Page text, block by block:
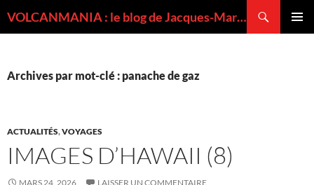
VOLCANMANIA : le blog de Jacques-Marie BARDINTZEFF, volcanologue
Archives par mot-clé : panache de gaz
ACTUALITÉS,VOYAGES
IMAGES D’HAWAII (8)
MARS 24, 2026 LAISSER UN COMMENTAIRE